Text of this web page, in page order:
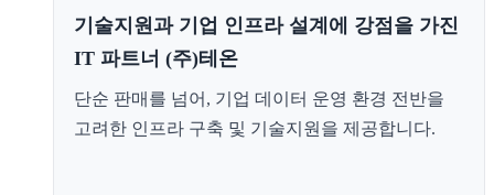
기술지원과 기업 인프라 설계에 강점을 가진
IT 파트너 (주)테온
단순 판매를 넘어, 기업 데이터 운영 환경 전반을
고려한 인프라 구축 및 기술지원을 제공합니다.